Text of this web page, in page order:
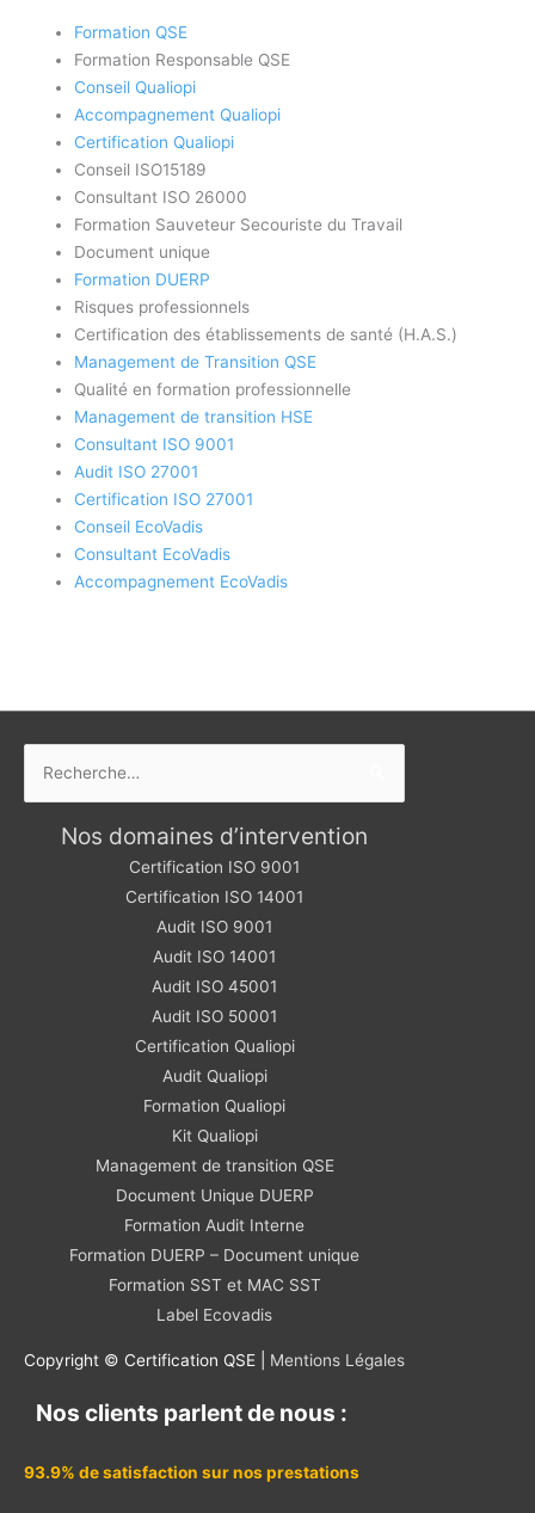
Formation QSE
Formation Responsable QSE
Conseil Qualiopi
Accompagnement Qualiopi
Certification Qualiopi
Conseil ISO15189
Consultant ISO 26000
Formation Sauveteur Secouriste du Travail
Document unique
Formation DUERP
Risques professionnels
Certification des établissements de santé (H.A.S.)
Management de Transition QSE
Qualité en formation professionnelle
Management de transition HSE
Consultant ISO 9001
Audit ISO 27001
Certification ISO 27001
Conseil EcoVadis
Consultant EcoVadis
Accompagnement EcoVadis
Nos domaines d’intervention
Certification ISO 9001
Certification ISO 14001
Audit ISO 9001
Audit ISO 14001
Audit ISO 45001
Audit ISO 50001
Certification Qualiopi
Audit Qualiopi
Formation Qualiopi
Kit Qualiopi
Management de transition QSE
Document Unique DUERP
Formation Audit Interne
Formation DUERP – Document unique
Formation SST et MAC SST
Label Ecovadis
Copyright © Certification QSE | Mentions Légales
Nos clients parlent de nous :
93.9% de satisfaction sur nos prestations